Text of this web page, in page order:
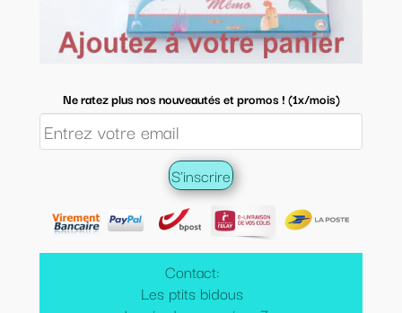
Contact:
Les ptits bidous
Ne ratez plus nos nouveautés et promos ! (1x/mois)